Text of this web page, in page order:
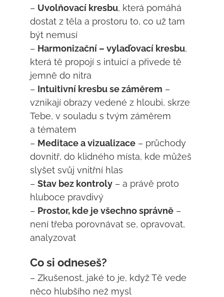
– Uvolňovací kresbu, která pomáhá
dostat z těla a prostoru to, co už tam
být nemusí
– Harmonizační – vylaďovací kresbu,
která tě propojí s intuicí a přivede tě
jemně do nitra
– Intuitivní kresbu se záměrem –
vznikají obrazy vedené z hloubi, skrze
Tebe, v souladu s tvým záměrem
a tématem
– Meditace a vizualizace – průchody
dovnitř, do klidného místa, kde můžeš
slyšet svůj vnitřní hlas
– Stav bez kontroly – a právě proto
hluboce pravdivý
– Prostor, kde je všechno správně –
není třeba porovnávat se, opravovat,
analyzovat
Co si odneseš?
– Zkušenost, jaké to je, když Tě vede
něco hlubšího než mysl